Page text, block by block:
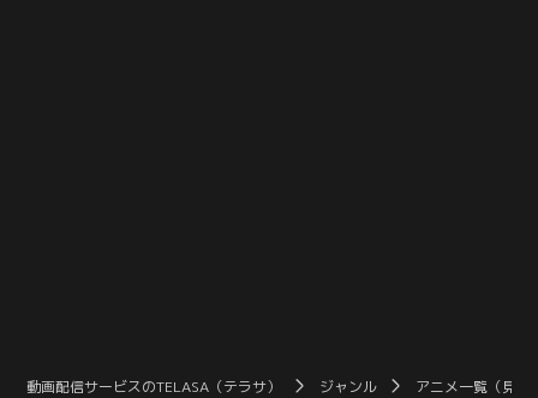
動画配信サービスのTELASA（テラサ） ジャンル アニメ一覧（見放